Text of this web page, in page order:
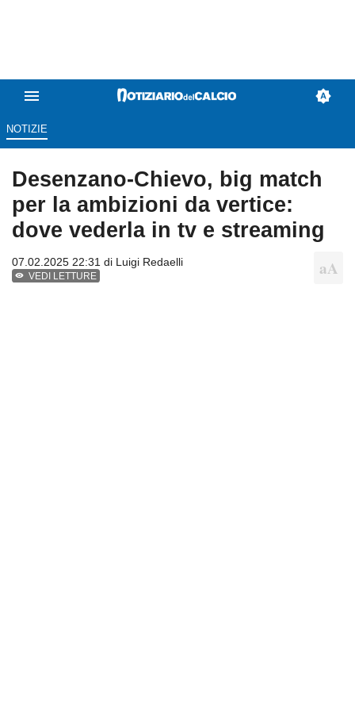
NOTIZIE
Desenzano-Chievo, big match
per la ambizioni da vertice:
dove vederla in tv e streaming
07.02.2025 22:31 di Luigi Redaelli
VEDI LETTURE